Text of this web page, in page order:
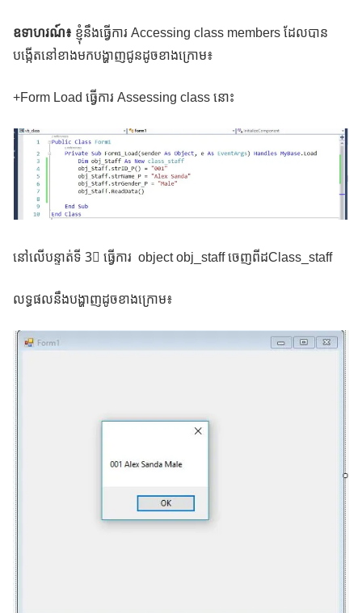
ឧទាហរណ៍៖ ខ្ញុំនឹងធ្វើការ​ Accessing class members ដែលបាន
បង្កើតនៅខាងមកបង្ហាញជូនដូចខាងក្រោម៖
+Form Load ធ្វើការ Assessing class នោះ
នៅលើបន្ទាត់ទី 3ៈ ធ្វើការ​ object obj_staff ចេញពីដClass_staff
លទ្ធផលនឹងបង្ហាញដូចខាងក្រោម៖